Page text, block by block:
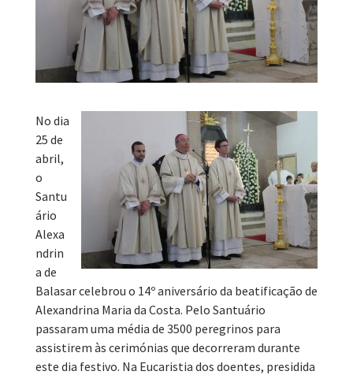
No dia
25 de
abril,
o
Santu
ário
Alexa
ndrin
a de
Balasar celebrou o 14º aniversário da beatificação de
Alexandrina Maria da Costa. Pelo Santuário
passaram uma média de 3500 peregrinos para
assistirem às cerimónias que decorreram durante
este dia festivo. Na Eucaristia dos doentes, presidida